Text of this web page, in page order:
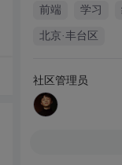
前端 学习
北京·丰台区
社区管理员